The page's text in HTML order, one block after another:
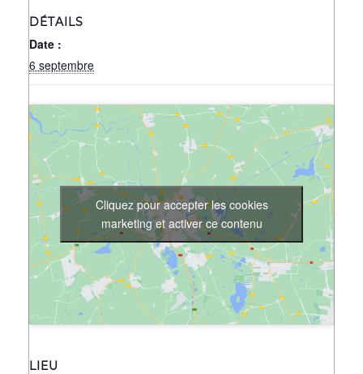
DÉTAILS
Date :
6 septembre
LIEU
Cliquez pour accepter les cookies
marketing et activer ce contenu